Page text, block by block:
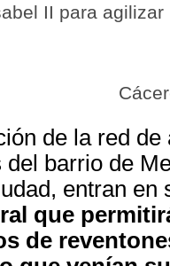
II para
de la red
barrio de
entran en
que
de